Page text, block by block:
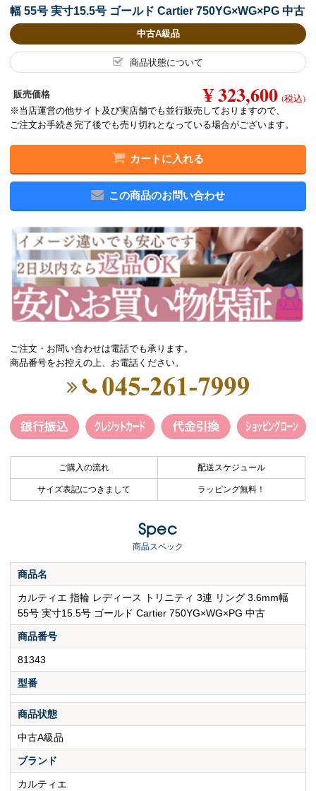
幅 55号 実寸15.5号 ゴールド Cartier 750YG×WG×PG 中古
中古A級品
商品状態について
販売価格 ¥ 323,600 (税込)
※当店運営の他サイト及び実店舗でも並行販売しておりますので、
ご注文お手続き完了後でも売り切れとなっている場合がございます。
カートに入れる
この商品のお問い合わせ
ご注文・お問い合わせは電話でも承ります。
商品番号をお控えの上、お電話ください。
ご購入の流れ 配送スケジュール
サイズ表記につきまして ラッピング無料！
Spec
商品スペック
商品名
カルティエ 指輪 レディース トリニティ 3連 リング 3.6mm幅
55号 実寸15.5号 ゴールド Cartier 750YG×WG×PG 中古
商品番号
81343
型番
商品状態
中古A級品
ブランド
カルティエ